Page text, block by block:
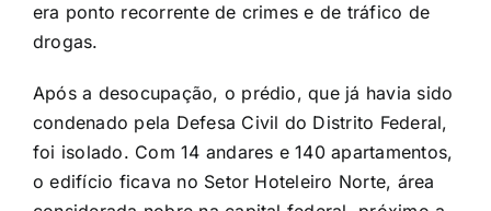
era ponto recorrente de crimes e de tráfico de
drogas.
Após a desocupação, o prédio, que já havia sido
condenado pela Defesa Civil do Distrito Federal,
foi isolado. Com 14 andares e 140 apartamentos,
o edifício ficava no Setor Hoteleiro Norte, área